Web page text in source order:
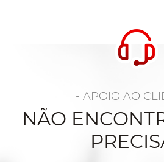
- APOIO AO
NÃO